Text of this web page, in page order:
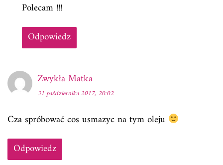
Polecam !!!
Odpowiedz
Zwykła Matka
31 października 2017, 20:02
Cza spróbować cos usmazyc na tym oleju
Odpowiedz